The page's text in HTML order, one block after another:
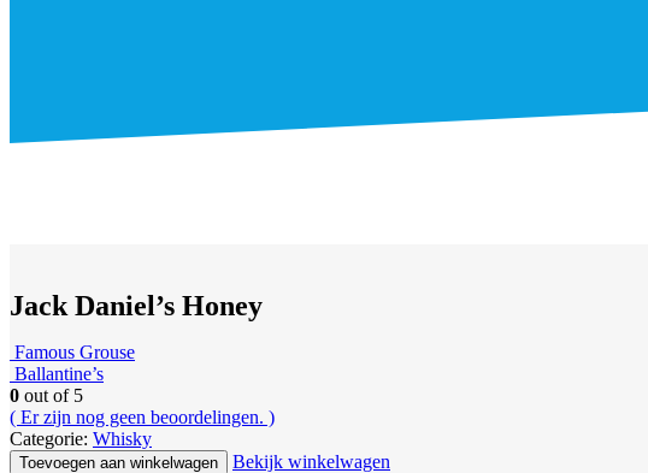
Jack Daniel’s Honey
Famous Grouse
Ballantine’s
0 out of 5
( Er zijn nog geen beoordelingen. )
Categorie: Whisky
Toevoegen aan winkelwagen Bekijk winkelwagen